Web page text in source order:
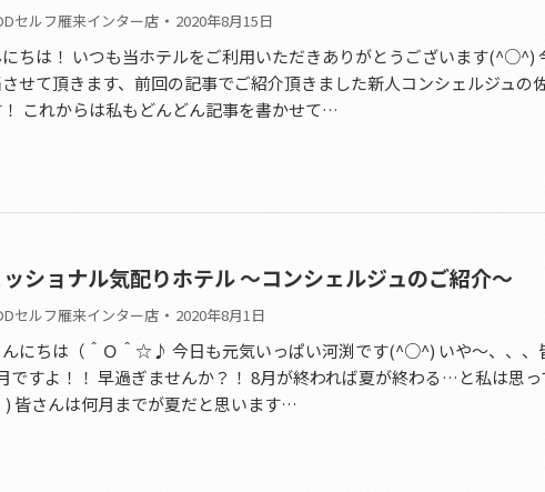
セルフ雁来インター店 2020年8月15日
ちは！ いつも当ホテルをご利用いただきありがとうございます(^○^)
せて頂きます、前回の記事でご紹介頂きました新人コンシェルジュの
！ これからは私もどんどん記事を書かせて…
ショナル気配りホテル ～コンシェルジュのご紹介～
セルフ雁来インター店 2020年8月1日
んにちは（＾Ｏ＾☆♪ 今日も元気いっぱい河渕です(^○^) いや〜、、、
ですよ！！ 早過ぎませんか？！ 8月が終われば夏が終わる…と私は思っ
皆さんは何月までが夏だと思います…